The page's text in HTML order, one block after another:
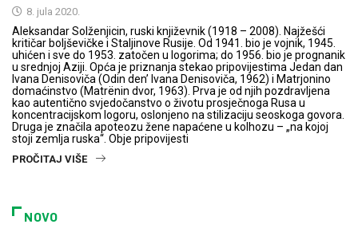
8. jula 2020.
Aleksandar Solženjicin, ruski književnik (1918 – 2008). Najžešći
kritičar boljševičke i Staljinove Rusije. Od 1941. bio je vojnik, 1945.
uhićen i sve do 1953. zatočen u logorima; do 1956. bio je prognanik
u srednjoj Aziji. Opća je priznanja stekao pripovijestima Jedan dan
Ivana Denisoviča (Odin den’ Ivana Denisoviča, 1962) i Matrjonino
domaćinstvo (Matrënin dvor, 1963). Prva je od njih pozdravljena
kao autentično svjedočanstvo o životu prosječnoga Rusa u
koncentracijskom logoru, oslonjeno na stilizaciju seoskoga govora.
Druga je značila apoteozu žene napaćene u kolhozu – „na kojoj
stoji zemlja ruska“. Obje pripovijesti
PROČITAJ VIŠE
NOVO